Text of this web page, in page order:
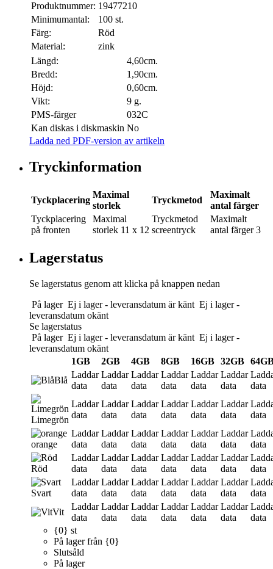
Produktnummer: 19477210
Minimumantal:
100 st.
Färg:
Röd
Material:
zink
Längd:
4,60cm.
Bredd:
1,90cm.
Höjd:
0,60cm.
Vikt:
9 g.
PMS-färger
032C
Kan diskas i diskmaskin No
Ladda ned PDF-version av artikeln
Tryckinformation
Tyckplacering
Maximal
storlek
Tryckmetod
Maximalt
antal färger
Tyckplacering
på fronten
Maximal
storlek 11 x 12
Tryckmetod
screentryck
Maximalt
antal färger 3
Lagerstatus
Se lagerstatus genom att klicka på knappen nedan
På lager Ej i lager - leveransdatum är känt Ej i lager -
leveransdatum okänt
Se lagerstatus
På lager Ej i lager - leveransdatum är känt Ej i lager -
leveransdatum okänt
1GB
2GB 4GB 8GB 16GB 32GB
Blå
Laddar
data
Laddar
data
Laddar
data
Laddar
data
Laddar
data
Laddar
data
data
Limegrön
Laddar
data
Laddar
data
Laddar
data
Laddar
data
Laddar
data
Laddar
data
data
orange
Laddar
data
Laddar
data
Laddar
data
Laddar
data
Laddar
data
Laddar
data
data
Röd
Laddar
data
Laddar
data
Laddar
data
Laddar
data
Laddar
data
Laddar
data
data
Svart
Laddar
data
Laddar
data
Laddar
data
Laddar
data
Laddar
data
Laddar
data
data
Vit
Laddar
data
Laddar
data
Laddar
data
Laddar
data
Laddar
data
Laddar
data
data
{0} st
På lager från {0}
Slutsåld
På lager